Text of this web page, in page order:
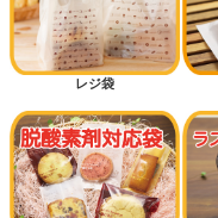
レジ袋